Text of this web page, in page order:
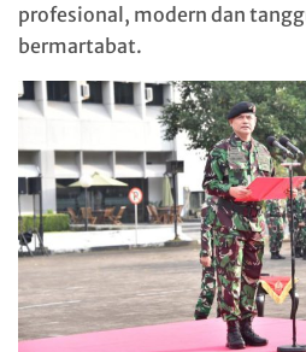
profesional, modern dan
bermartabat.